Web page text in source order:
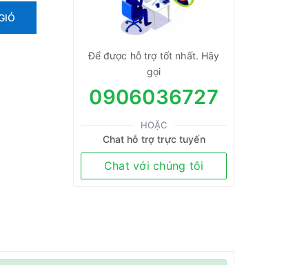
Để được hỗ trợ tốt nhất. Hãy
gọi
0906036727
HOẶC
Chat hỗ trợ trực tuyến
Chat với chúng tôi